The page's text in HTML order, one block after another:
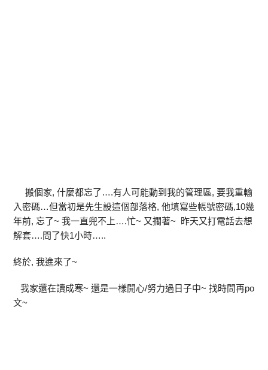
搬個家, 什麼都忘了….有人可能動到我的管理區, 要我重輸
入密碼…但當初是先生設這個部落格, 他填寫些帳號密碼,10幾
年前, 忘了~ 我一直兜不上….忙~ 又擱著~ 昨天又打電話去想
解套….問了快1小時…..
終於, 我進來了~
我家還在讀成寒~ 還是一樣開心/努力過日子中~ 找時間再po
文~